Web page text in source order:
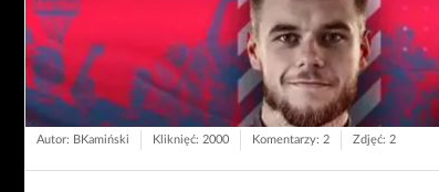
Autor: BKamiński Kliknięć: 2000 Komentarzy: 2 Zdjęć: 2